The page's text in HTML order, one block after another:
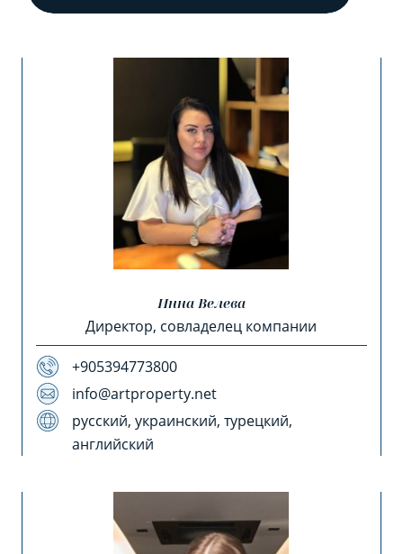
Инна Велева
Директор, совладелец компании
+905394773800
info@artproperty.net
русский, украинский, турецкий,
английский